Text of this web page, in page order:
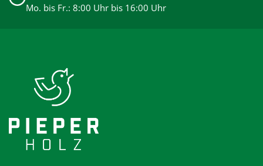
Mo. bis Fr.: 8:00 Uhr bis 16:00 Uhr